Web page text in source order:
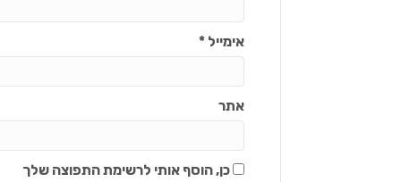
אימייל*
אתר
כן, הוסף אותי לרשימת התפוצה שלך